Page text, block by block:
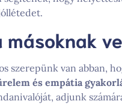
szerepünk van abban,
és empátia
adjunk